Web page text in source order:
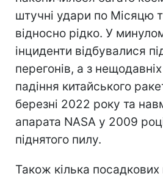
штучні удари по Місяцю
відносно рідко. У
інциденти відбувалися
перегонів, а з
падіння китайського
березні 2022 року та
апарата NASA у 2009
піднятого пилу.
Також кілька посадкових